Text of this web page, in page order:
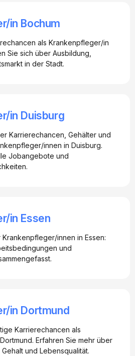
in Bochum
als Krankenpfleger/in
Sie sich über Ausbildung,
in der Stadt.
in Duisburg
Karrierechancen, Gehälter und
innen in Duisburg.
Jobangebote und
in Essen
innen in Essen:
und
in Dortmund
Karrierechancen als
Erfahren Sie mehr über
und Lebensqualität.